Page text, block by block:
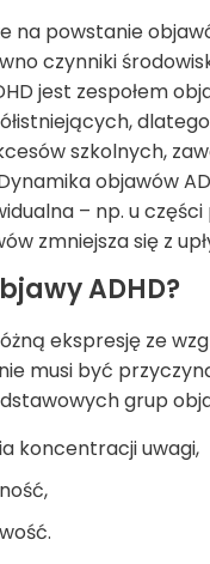
na powstanie
czynniki
jest zespołem
szkolnych,
objawów
– np. u
zmniejsza się z
ADHD?
ekspresję ze
musi być
grup
koncentracji uwagi,